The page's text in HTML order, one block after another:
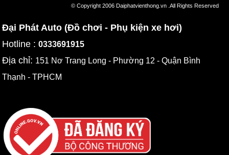
© Copyright 2006 Daiphatvienthong.vn .All Rights Reserved
Đại Phát Auto (Đồ chơi - Phụ kiện xe hơi)
Hotline :0333691915
Địa chỉ: 151 Nơ Trang Long - Phường 12 - Quận Bình
Thạnh - TPHCM